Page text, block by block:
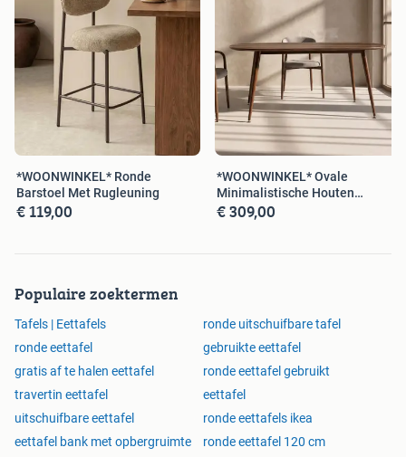
*WOONWINKEL* Ronde
Barstoel Met Rugleuning
€ 119,00
*WOONWINKEL* Ovale
Minimalistische Houten
Eettafel
€ 309,00
Populaire zoektermen
Tafels | Eettafels
ronde uitschuifbare tafel
ronde eettafel
gebruikte eettafel
gratis af te halen eettafel
ronde eettafel gebruikt
travertin eettafel
eettafel
uitschuifbare eettafel
ronde eettafels ikea
eettafel bank met opbergruimte
ronde eettafel 120 cm